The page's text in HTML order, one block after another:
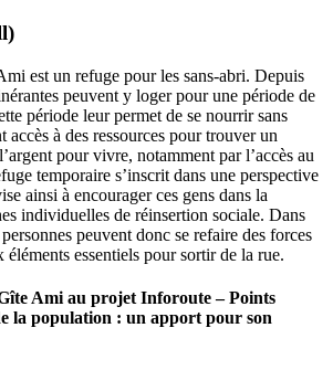
est un refuge pour les sans-abri. Depuis
peuvent y loger pour une période de
période leur permet de se nourrir sans
accès à des ressources pour trouver un
pour vivre, notamment par l’accès au
temporaire s’inscrit dans une perspective
ainsi à encourager ces gens dans la
individuelles de réinsertion sociale. Dans
peuvent donc se refaire des forces
éléments essentiels pour sortir de la rue.
Ami au projet Inforoute – Points
la population : un apport pour son